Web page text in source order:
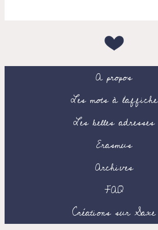
A propos
Les mots à l’affiche
Les belles adresses
Erasmus
Archives
FAQ
Créations sur Saxe